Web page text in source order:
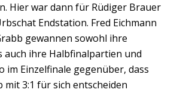
Hier war dann für Rüdiger Brauer
Endstation. Fred Eichmann
gewannen sowohl ihre
auch ihre Halbfinalpartien und
im Einzelfinale gegenüber, dass
mit 3:1 für sich entscheiden